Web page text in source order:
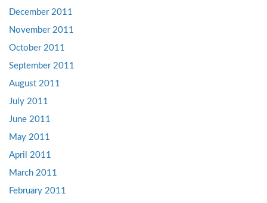
December 2011
November 2011
October 2011
September 2011
August 2011
July 2011
June 2011
May 2011
April 2011
March 2011
February 2011